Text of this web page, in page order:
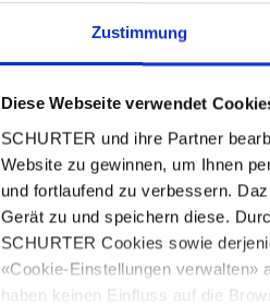
Zustimmung
Diese Webseite verwendet
SCHURTER und ihre Partner
Website zu gewinnen, um Ihnen
und fortlaufend zu verbessern.
Gerät zu und speichern diese.
SCHURTER Cookies sowie
«Cookie-Einstellungen verwalten»
haben keinen Einfluss auf die